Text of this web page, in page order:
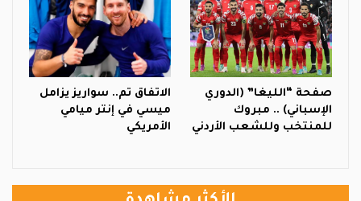
صفحة “الليغا” (الدوري
الإسباني) .. مبروك
للمنتخب وللشعب الأردني
الاتفاق تم.. سواريز يزامل
ميسي في إنتر ميامي
الأمريكي